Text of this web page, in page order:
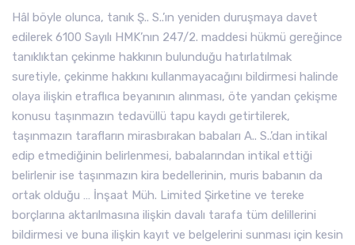
Hâl böyle olunca, tanık Ş.. S..’ın yeniden duruşmaya davet
edilerek 6100 Sayılı HMK’nın 247/2. maddesi hükmü gereğince
tanıklıktan çekinme hakkının bulunduğu hatırlatılmak
suretiyle, çekinme hakkını kullanmayacağını bildirmesi halinde
olaya ilişkin etraflıca beyanının alınması, öte yandan çekişme
konusu taşınmazın tedavüllü tapu kaydı getirtilerek,
taşınmazın tarafların mirasbırakan babaları A.. S..’dan intikal
edip etmediğinin belirlenmesi, babalarından intikal ettiği
belirlenir ise taşınmazın kira bedellerinin, muris babanın da
ortak olduğu … İnşaat Müh. Limited Şirketine ve tereke
borçlarına aktarılmasına ilişkin davalı tarafa tüm delillerini
bildirmesi ve buna ilişkin kayıt ve belgelerini sunması için kesin